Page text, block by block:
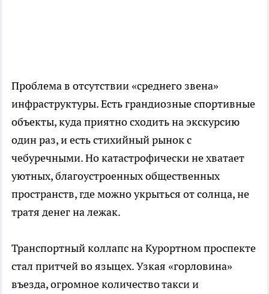
Проблема в отсутствии «среднего звена»
инфраструктуры. Есть грандиозные спортивные
объекты, куда приятно сходить на экскурсию
один раз, и есть стихийный рынок с
чебуречными. Но катастрофически не хватает
уютных, благоустроенных общественных
пространств, где можно укрыться от солнца, не
тратя денег на лежак.
Транспортный коллапс на Курортном проспекте
стал притчей во языцех. Узкая «горловина»
въезда, огромное количество такси и